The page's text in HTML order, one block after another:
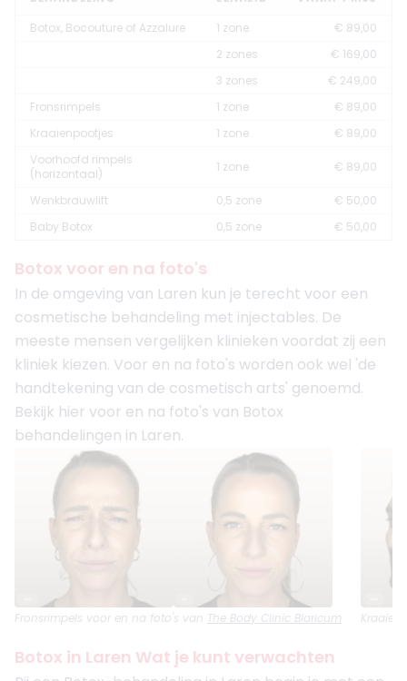
Botox, Bocouture of Azzalure
1 zone
€ 89,00
2 zones
€ 169,00
3 zones
€ 249,00
Fronsrimpels
1 zone
€ 89,00
Kraaienpootjes
1 zone
€ 89,00
Voorhoofd rimpels
(horizontaal)
1 zone € 89,00
Wenkbrauwlift 0,5 zone
€ 50,00
Baby Botox
0,5 zone € 50,00
Botox voor en na foto's
In de omgeving van Laren kun je terecht voor een
cosmetische behandeling met injectables. De
meeste mensen vergelijken klinieken voordat zij een
kliniek kiezen. Voor en na foto's worden ook wel 'de
handtekening van de cosmetisch arts' genoemd.
Bekijk hier voor en na foto's van Botox
behandelingen in Laren.
Fronsrimpels voor en na foto's van The Body Clinic Blaricum
Botox in Laren Wat je kunt verwachten